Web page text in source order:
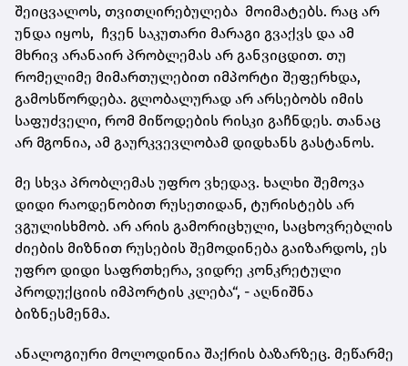
შეიცვალოს, თვითღირებულება მოიმატებს. რაც არ
უნდა იყოს, ჩვენ საკუთარი მარაგი გვაქვს და ამ
მხრივ არანაირ პრობლემას არ განვიცდით. თუ
რომელიმე მიმართულებით იმპორტი შეფერხდა,
გამოსწორდება. გლობალურად არ არსებობს იმის
საფუძველი, რომ მიწოდების რისკი გაჩნდეს. თანაც
არ მგონია, ამ გაურკვევლობამ დიდხანს გასტანოს.
მე სხვა პრობლემას უფრო ვხედავ. ხალხი შემოვა
დიდი რაოდენობით რუსეთიდან, ტურისტებს არ
ვგულისხმობ. არ არის გამორიცხული, საცხოვრებლის
ძიების მიზნით რუსების შემოდინება გაიზარდოს, ეს
უფრო დიდი საფრთხერა, ვიდრე კონკრეტული
პროდუქციის იმპორტის კლება“, - აღნიშნა
ბიზნესმენმა.
ანალოგიური მოლოდინია შაქრის ბაზარზეც. მეწარმე